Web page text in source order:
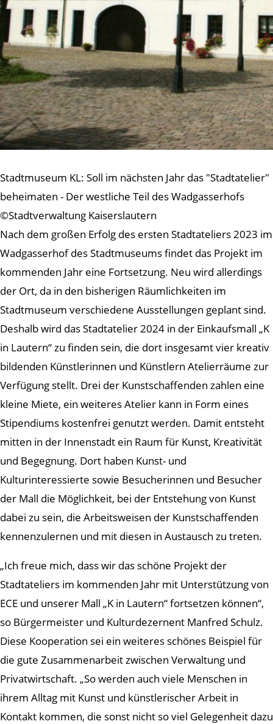
Stadtmuseum KL: Soll im nächsten Jahr das "Stadtatelier"
beheimaten - Der westliche Teil des Wadgasserhofs
©Stadtverwaltung Kaiserslautern
Nach dem großen Erfolg des ersten Stadtateliers 2023 im
Wadgasserhof des Stadtmuseums findet das Projekt im
kommenden Jahr eine Fortsetzung. Neu wird allerdings
der Ort, da in den bisherigen Räumlichkeiten im
Stadtmuseum verschiedene Ausstellungen geplant sind.
Deshalb wird das Stadtatelier 2024 in der Einkaufsmall „K
in Lautern“ zu finden sein, die dort insgesamt vier kreativ
bildenden Künstlerinnen und Künstlern Atelierräume zur
Verfügung stellt. Drei der Kunstschaffenden zahlen eine
kleine Miete, ein weiteres Atelier kann in Form eines
Stipendiums kostenfrei genutzt werden. Damit entsteht
mitten in der Innenstadt ein Raum für Kunst, Kreativität
und Begegnung. Dort haben Kunst- und
Kulturinteressierte sowie Besucherinnen und Besucher
der Mall die Möglichkeit, bei der Entstehung von Kunst
dabei zu sein, die Arbeitsweisen der Kunstschaffenden
kennenzulernen und mit diesen in Austausch zu treten.
„Ich freue mich, dass wir das schöne Projekt der
Stadtateliers im kommenden Jahr mit Unterstützung von
ECE und unserer Mall „K in Lautern“ fortsetzen können“,
so Bürgermeister und Kulturdezernent Manfred Schulz.
Diese Kooperation sei ein weiteres schönes Beispiel für
die gute Zusammenarbeit zwischen Verwaltung und
Privatwirtschaft. „So werden auch viele Menschen in
ihrem Alltag mit Kunst und künstlerischer Arbeit in
Kontakt kommen, die sonst nicht so viel Gelegenheit dazu